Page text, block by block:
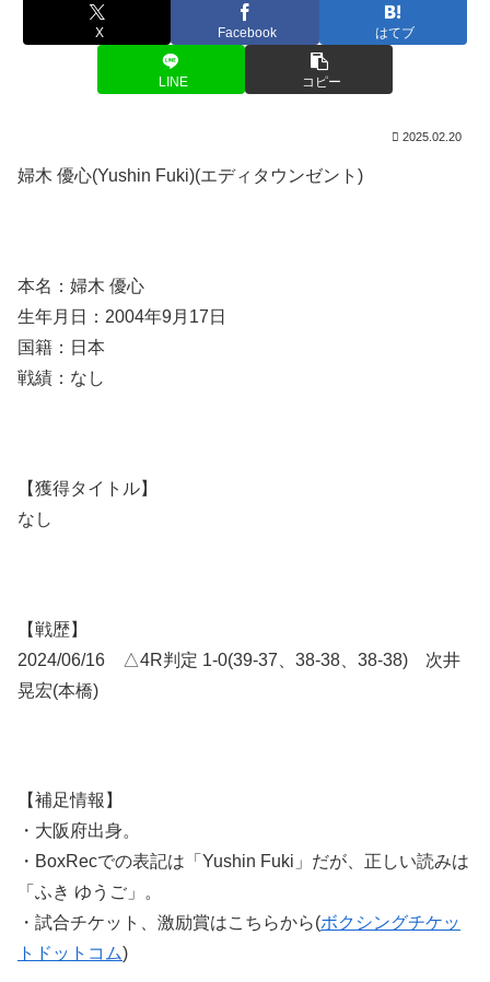
X Facebook はてブ
LINE コピー
2025.02.20
婦木 優心(Yushin Fuki)(エディタウンゼント)
本名：婦木 優心
生年月日：2004年9月17日
国籍：日本
戦績：なし
【獲得タイトル】
なし
【戦歴】
2024/06/16 △4R判定 1-0(39-37、38-38、38-38) 次井
晃宏(本橋)
【補足情報】
・大阪府出身。
・BoxRecでの表記は「Yushin Fuki」だが、正しい読みは
「ふき ゆうご」。
・試合チケット、激励賞はこちらから(ボクシングチケッ
トドットコム)